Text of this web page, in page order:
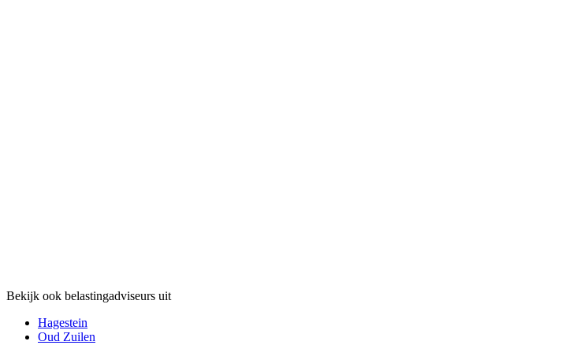
Bekijk ook belastingadviseurs uit
Hagestein
Oud Zuilen